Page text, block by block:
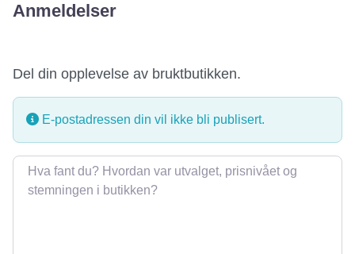
Anmeldelser
Del din opplevelse av bruktbutikken.
E-postadressen din vil ikke bli publisert.
Omtale